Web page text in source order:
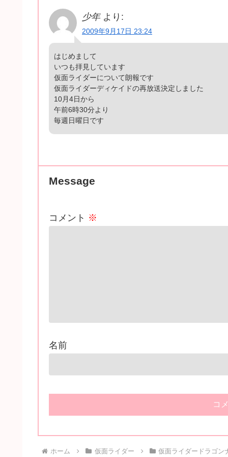
少年 より:
2009年9月17日 23:24
はじめまして
いつも拝見しています
仮面ライダーについて朗報です
仮面ライダーディケイドの再放送決定しました
10月4日から
午前6時30分より
毎週日曜日です
Message
コメント ※
名前
ホーム 仮面ライダー 仮面ライダードラゴン